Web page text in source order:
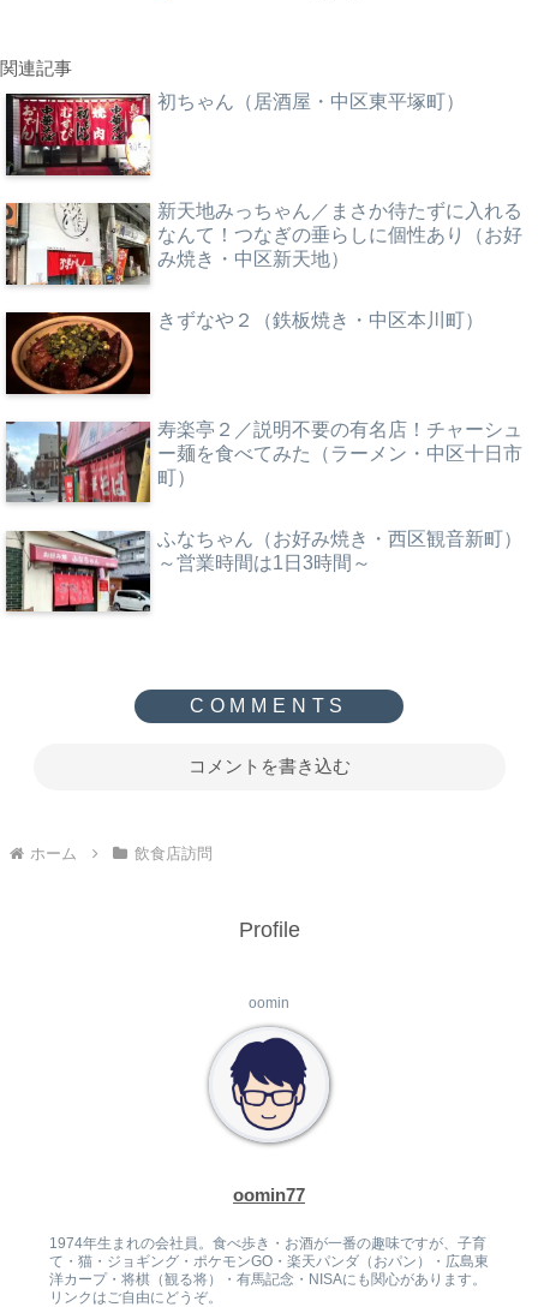
関連記事
初ちゃん（居酒屋・中区東平塚町）
新天地みっちゃん／まさか待たずに入れる
なんて！つなぎの垂らしに個性あり（お好
み焼き・中区新天地）
きずなや２（鉄板焼き・中区本川町）
寿楽亭２／説明不要の有名店！チャーシュ
ー麺を食べてみた（ラーメン・中区十日市
町）
ふなちゃん（お好み焼き・西区観音新町）
～営業時間は1日3時間～
コメントを書き込む
ホーム 飲食店訪問
Profile
oomin
oomin77
1974年生まれの会社員。食べ歩き・お酒が一番の趣味ですが、子育
て・猫・ジョギング・ポケモンGO・楽天パンダ（おパン）・広島東
洋カープ・将棋（観る将）・有馬記念・NISAにも関心があります。
リンクはご自由にどうぞ。